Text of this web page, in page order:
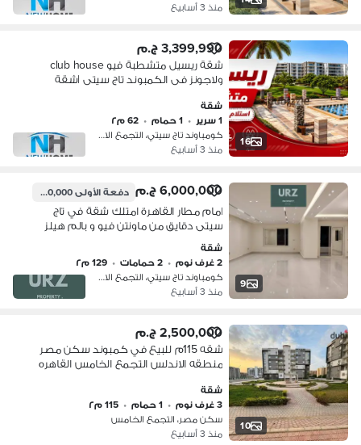
منذ 3 أسابيع
16
3,399,990 ج.م
شقة ريسيل متشطبة فيو club house
ولاجونز فى الكمبوند تاج سيتى |شقة
شقة
1 سرير
• 1 حمام • 62 م٢
كومباوند تاج سيتي، التجمع الاول
منذ 3 أسابيع
9
6,000,000 ج.م دفعة الأولى1,200,000 ج.م
امام مطار القاهرة امتلك شقة في تاج
سيتى دقايق من ماونتن فيو و بالم هيلز
التجمع و ميفيدا و هايد بارك و ذا سباين
مدينتي و سراى و الرحاب و الشروق
شقة
2 غرف نوم
• 2 حمامات • 129 م٢
كومباوند تاج سيتي، التجمع الاول
منذ 3 أسابيع
10
2,500,000 ج.م
شقه 115م للبيع في كمبوند سكن مصر
منطقه الاندلس التجمع الخامس القاهره
العين السخنه الجديد و دقائق ل محور
جمال عبدالناصر و محمد نجيب و كمبوند
هايد بارك و كمبوند ميفيدا و كمبوند
شقة
3 غرف نوم
• 1 حمام • 115 م٢
سكن مصر، التجمع الخامس
منذ 3 أسابيع